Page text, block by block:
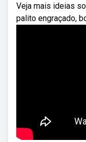
Veja mais ideias
palito engraçado,